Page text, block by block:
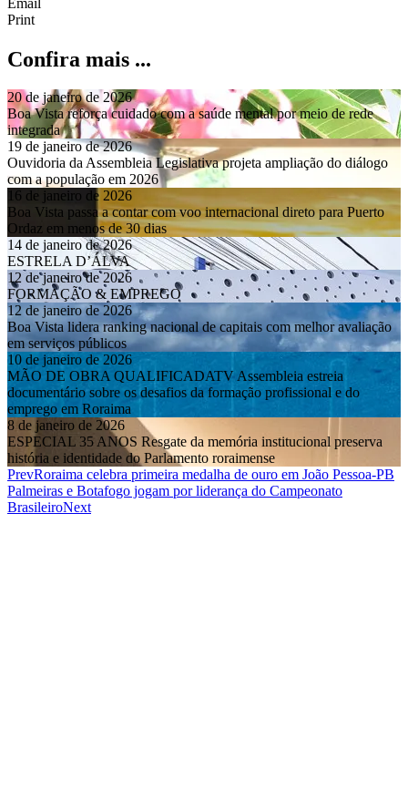
Print
Confira mais ...
20 de janeiro de 2026
Boa Vista reforça cuidado com a saúde mental por meio de rede
integrada
19 de janeiro de 2026
Ouvidoria da Assembleia Legislativa projeta ampliação do diálogo
com a população em 2026
16 de janeiro de 2026
Boa Vista passa a contar com voo internacional direto para Puerto
Ordaz em menos de 30 dias
14 de janeiro de 2026
ESTRELA D’ÁLVA
12 de janeiro de 2026
FORMAÇÃO & EMPREGO
12 de janeiro de 2026
Boa Vista lidera ranking nacional de capitais com melhor avaliação
em serviços públicos
10 de janeiro de 2026
MÃO DE OBRA QUALIFICADATV Assembleia estreia
documentário sobre os desafios da formação profissional e do
emprego em Roraima
8 de janeiro de 2026
ESPECIAL 35 ANOS Resgate da memória institucional preserva
história e identidade do Parlamento roraimense
PrevRoraima celebra primeira medalha de ouro em João Pessoa-PB
Palmeiras e Botafogo jogam por liderança do Campeonato
BrasileiroNext